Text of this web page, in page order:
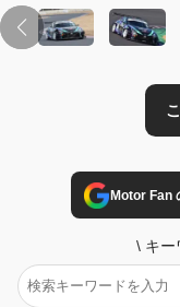
Motor Fan
\ キー